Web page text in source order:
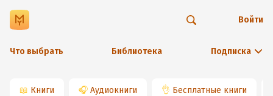
Что выбрать Библиотека Подписка
Войти
📖 Книги 🎧 Аудиокниги 👌 Бесплатные книги